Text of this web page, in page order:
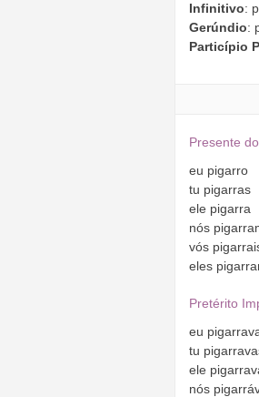
Infinitivo:
Gerúndio:
Particípio
Presente
eu pigarro
tu pigarras
ele pigarra
nós
vós
eles
Pretérito
eu
tu
ele
nós